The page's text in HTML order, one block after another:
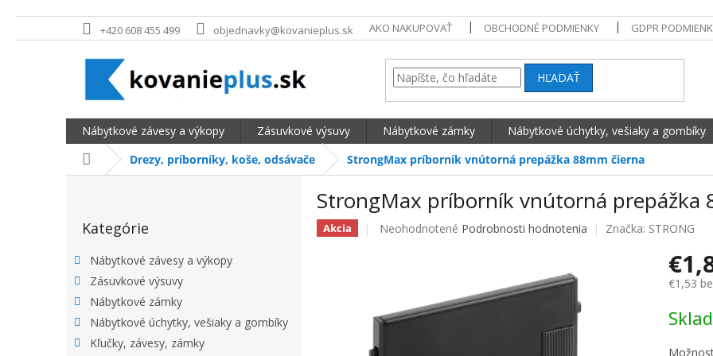
Prejsť na obsah +420 608 455 499 objednavky@kovanieplus.sk AKO NAKUPOVAŤ OBCHODNÉ PODMIENKY GDPR
HĽADAŤ
Nábytkové závesy a výkopy Zásuvkové výsuvy Nábytkové zámky Nábytkové úchytky, vešiaky a gombíky
DomovDrezy, príborníky, koše, odsávače StrongMax príborník vnútorná prepážka 88mm čierna
BOČNÝ PANEL
Kategórie
Nábytkové závesy a výkopy
Zásuvkové výsuvy
Nábytkové zámky
Nábytkové úchytky, vešiaky a gombíky
Kľučky, závesy, zámky
StrongMax príborník vnútorná prepážka
Akcia Priemerné hodnotenie produktu je 0,0 z 5 hviezdičiek.
Neohodnotené Podrobnosti hodnotenia Značka: STRONG
€1,53